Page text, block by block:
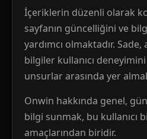
İçeriklerin düzenli olarak
sayfanın güncelliğini ve
yardımcı olmaktadır. Sade,
bilgiler kullanıcı
unsurlar arasında yer
Onwin hakkında genel,
bilgi sunmak, bu kullanıcı
amaçlarından biridir.